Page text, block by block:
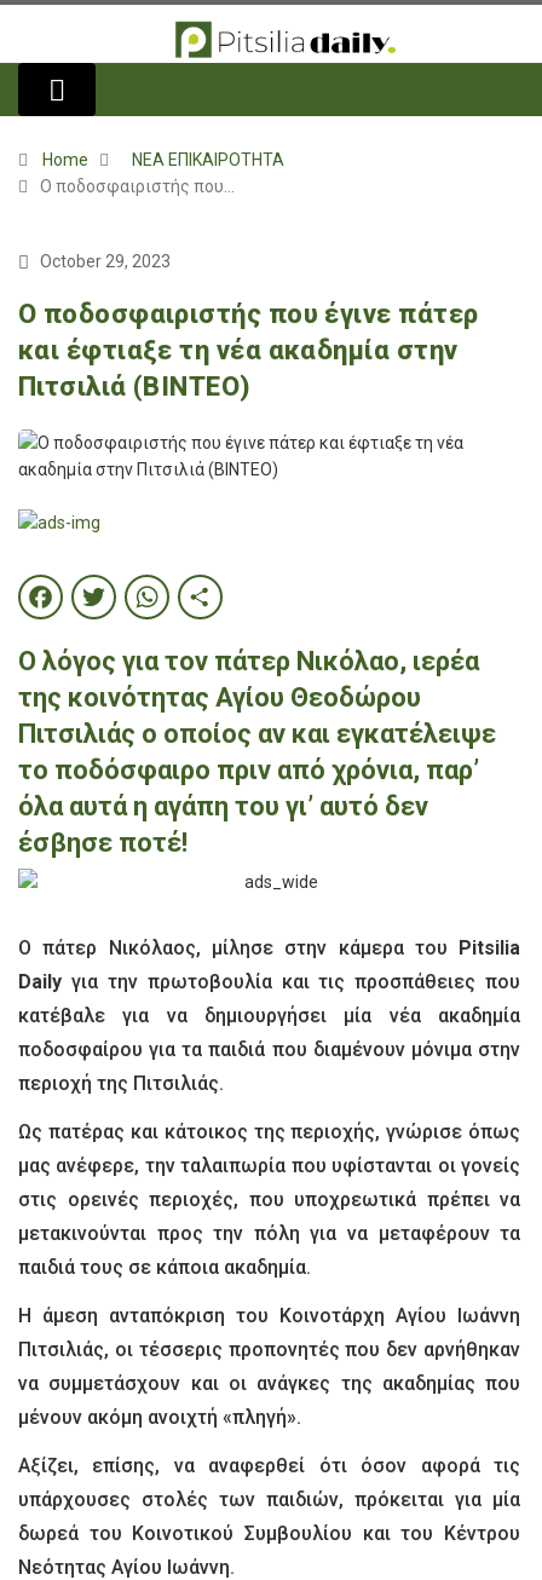
Home
ΝΕΑ ΕΠΙΚΑΙΡΟΤΗΤΑ
Ο ποδοσφαιριστής που…
October 29, 2023
Ο ποδοσφαιριστής που έγινε πάτερ
και έφτιαξε τη νέα ακαδημία στην
Πιτσιλιά (ΒΙΝΤΕΟ)
Facebook
Twitter
WhatsApp
Share
Ο λόγος για τον πάτερ Νικόλαο, ιερέα
της κοινότητας Αγίου Θεοδώρου
Πιτσιλιάς ο οποίος αν και εγκατέλειψε
το ποδόσφαιρο πριν από χρόνια, παρ’
όλα αυτά η αγάπη του γι’ αυτό δεν
έσβησε ποτέ!
Ο πάτερ Νικόλαος, μίλησε στην κάμερα του Pitsilia
Daily για την πρωτοβουλία και τις προσπάθειες που
κατέβαλε για να δημιουργήσει μία νέα ακαδημία
ποδοσφαίρου για τα παιδιά που διαμένουν μόνιμα στην
περιοχή της Πιτσιλιάς.
Ως πατέρας και κάτοικος της περιοχής, γνώρισε όπως
μας ανέφερε, την ταλαιπωρία που υφίστανται οι γονείς
στις ορεινές περιοχές, που υποχρεωτικά πρέπει να
μετακινούνται προς την πόλη για να μεταφέρουν τα
παιδιά τους σε κάποια ακαδημία.
Η άμεση ανταπόκριση του Κοινοτάρχη Αγίου Ιωάννη
Πιτσιλιάς, οι τέσσερις προπονητές που δεν αρνήθηκαν
να συμμετάσχουν και οι ανάγκες της ακαδημίας που
μένουν ακόμη ανοιχτή «πληγή».
Aξίζει, επίσης, να αναφερθεί ότι όσον αφορά τις
υπάρχουσες στολές των παιδιών, πρόκειται για μία
δωρεά του Κοινοτικού Συμβουλίου και του Κέντρου
Νεότητας Αγίου Ιωάννη.